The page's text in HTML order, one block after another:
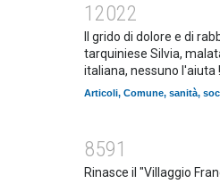
12022
Il grido di dolore e di
tarquiniese Silvia,
italiana, nessuno l'aiuta !
Articoli, Comune, sanità,
8591
Rinasce il "Villaggio